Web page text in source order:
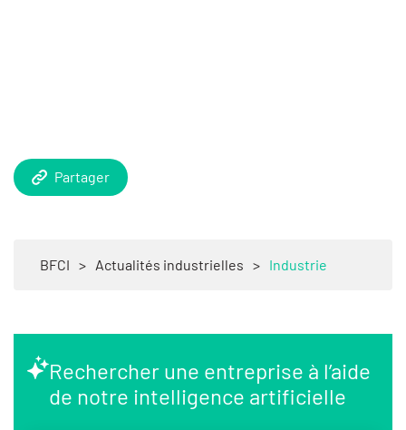
Partager
BFCI > Actualités industrielles > Industrie
Rechercher une entreprise à l’aide
de notre intelligence artificielle